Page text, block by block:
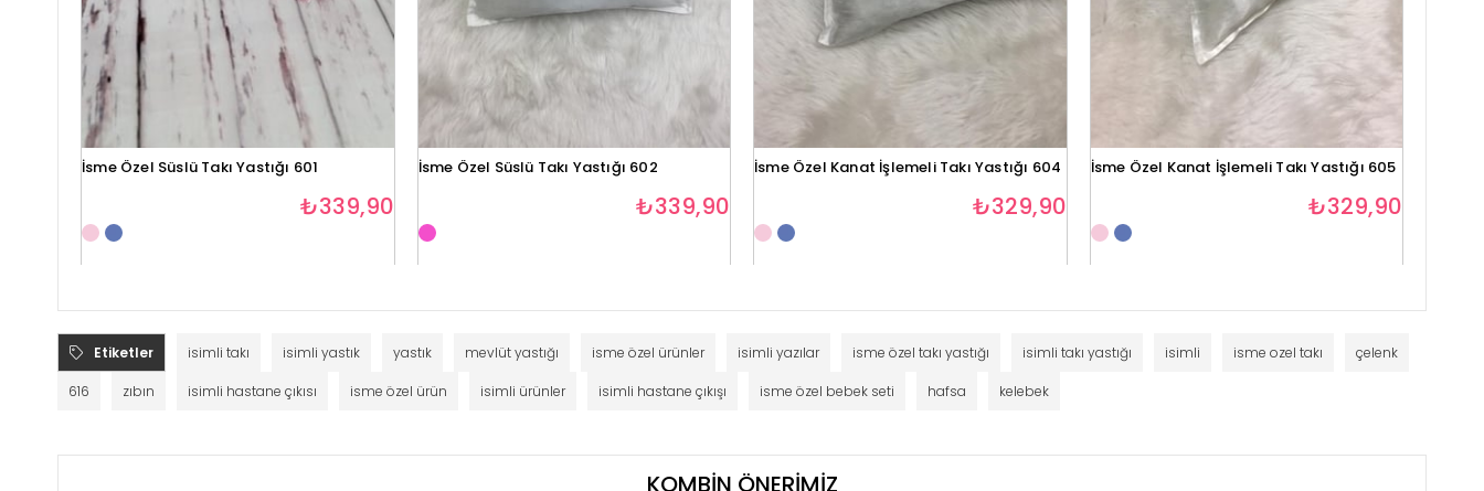
İsme Özel Süslü Takı Yastığı 601
₺339,90
İsme Özel Süslü Takı Yastığı 602
₺339,90
İsme Özel Kanat İşlemeli Takı Yastığı 604
₺329,90
İsme Özel Kanat İşlemeli Takı Yastığı 605
₺329,90
Etiketler isimli takı isimli yastık yastık mevlüt yastığı isme özel ürünler isimli yazılar isme özel takı yastığı isimli takı yastığı isimli isme ozel takı çelenk
616 zıbın isimli hastane çıkısı isme özel ürün isimli ürünler isimli hastane çıkışı isme özel bebek seti hafsa kelebek
KOMBİN ÖNERİMİZ